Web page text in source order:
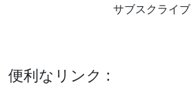
サブスクライブ
便利なリンク :